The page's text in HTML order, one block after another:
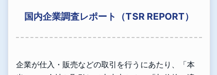
国内企業調査レポート（TSR REPORT）
企業が仕入・販売などの取引を行うにあたり、「本